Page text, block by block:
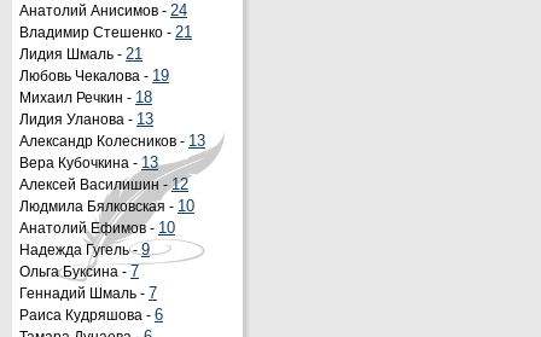
Анатолий Анисимов - 24
Владимир Стешенко - 21
Лидия Шмаль - 21
Любовь Чекалова - 19
Михаил Речкин - 18
Лидия Уланова - 13
Александр Колесников - 13
Вера Кубочкина - 13
Алексей Василишин -12
Людмила Бялковская - 10
Анатолий Ефимов - 10
Надежда Гугель -9
Ольга Буксина - 7
Геннадий Шмаль - 7
Раиса Кудряшова - 6